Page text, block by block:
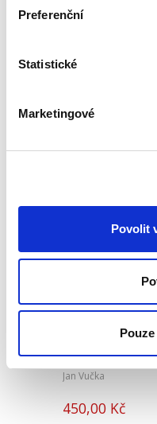
Preferenční
Statistické
Marketingové
Povolit
Problematika
Jan Vučka
450,00 Kč